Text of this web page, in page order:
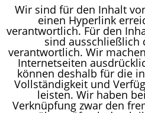
Wir sind für den Inhalt
einen Hyperlink
verantwortlich. Für den
sind ausschließlich
verantwortlich. Wir
Internetseiten
können deshalb für die
Vollständigkeit und
leisten. Wir haben
Verknüpfung zwar den